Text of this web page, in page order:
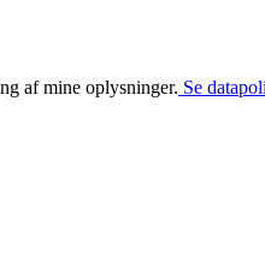
af mine oplysninger. Se